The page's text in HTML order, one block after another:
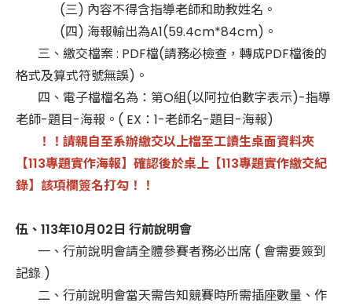
(三) 內容不得含指導老師和助教姓名。
(四) 海報輸出為A1(59.4cm*84cm)。
三、繳交檔案 : PDF檔(請務必檢查，轉成PDF檔後的
格式及算式符號無誤)。
四、電子檔檔名為：第O組(以阿拉伯數字表示)-指導
老師-題目-海報。( EX：1-老師名-題目-海報)
！！請親自至系辦繳交以上檔至工讀生桌面資料夾
【113專題實作海報】確認後於桌上【113專題實作繳交紀
錄】該項欄簽名打勾！！
伍、113年10月02日 行前說明會
一、行前說明會請全體參賽者務必出席 ( 會需要簽到
記錄 )
二、行前說明會當天需告知競賽時所需插座數量、作